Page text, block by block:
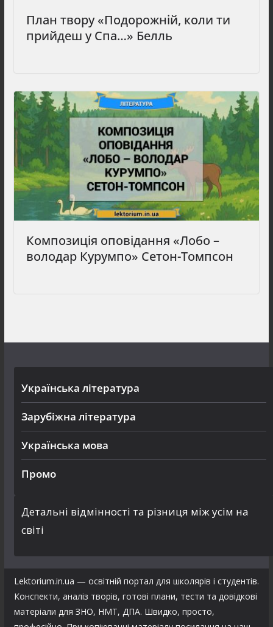
План твору «Подорожній, коли ти
прийдеш у Спа…» Белль
Композиція оповідання «Лобо –
володар Курумпо» Сетон-Томпсон
Українська література
Зарубіжна література
Українська мова
Промо
Детальні відмінності та різниця між усім на
світі
Lektorium.in.ua — освітній портал для школярів і студентів.
Конспекти, аналіз творів, готові плани, тести та довідкові
матеріали для ЗНО, НМТ, ДПА. Швидко, просто,